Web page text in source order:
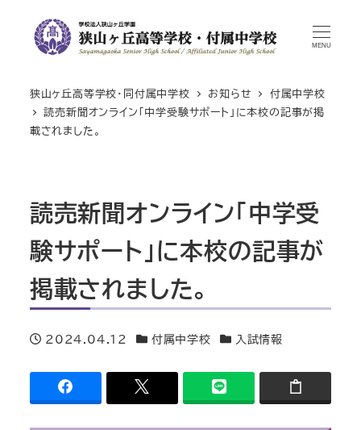
MENU
狭山ヶ丘高等学校・同付属中学校 お知らせ
付属中学校
読売新聞オンライン「中学受験サポート」に本校の記事が掲
載されました。
読売新聞オンライン「中学受
験サポート」に本校の記事が
掲載されました。
投稿日
2024.04.12
カテゴリー
付属中学校
カテゴリー
入試情報